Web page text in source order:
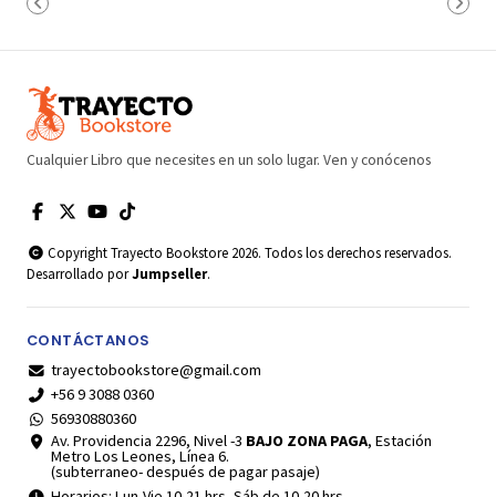
Cualquier Libro que necesites en un solo lugar. Ven y conócenos
Copyright Trayecto Bookstore 2026. Todos los derechos reservados.
Desarrollado porJumpseller.
CONTÁCTANOS
trayectobookstore@gmail.com
+56 9 3088 0360
56930880360
Av. Providencia 2296, Nivel -3 BAJO ZONA PAGA, Estación
Metro Los Leones, Línea 6.
(subterraneo- después de pagar pasaje)